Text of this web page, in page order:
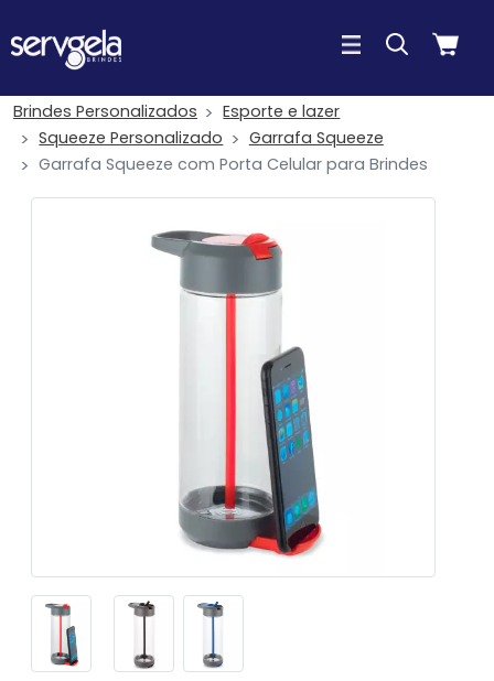
Brindes Personalizados
Esporte e lazer
Squeeze Personalizado
Garrafa Squeeze
Garrafa Squeeze com Porta Celular para Brindes